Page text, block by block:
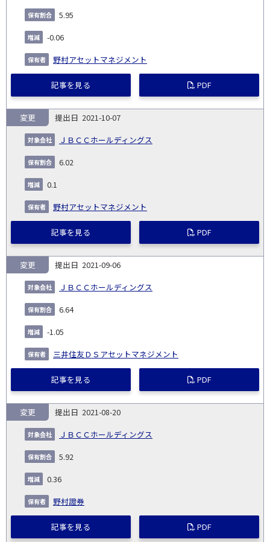
5.95
-0.06
野村アセットマネジメント
記事を見る PDF
2021-10-07
ＪＢＣＣホールディングス
変更
6.02
0.1
野村アセットマネジメント
記事を見る PDF
2021-09-06
ＪＢＣＣホールディングス
変更
6.64
-1.05
三井住友ＤＳアセットマネジメント
記事を見る PDF
2021-08-20
ＪＢＣＣホールディングス
変更
5.92
0.36
野村證券
記事を見る PDF